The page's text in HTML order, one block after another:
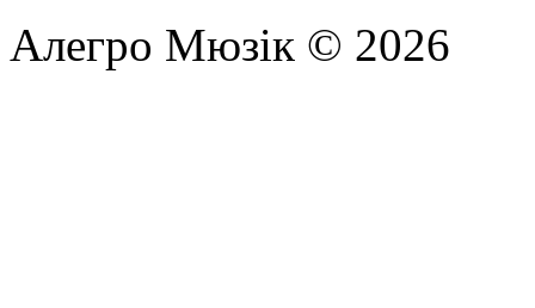
Алегро Мюзік © 2026